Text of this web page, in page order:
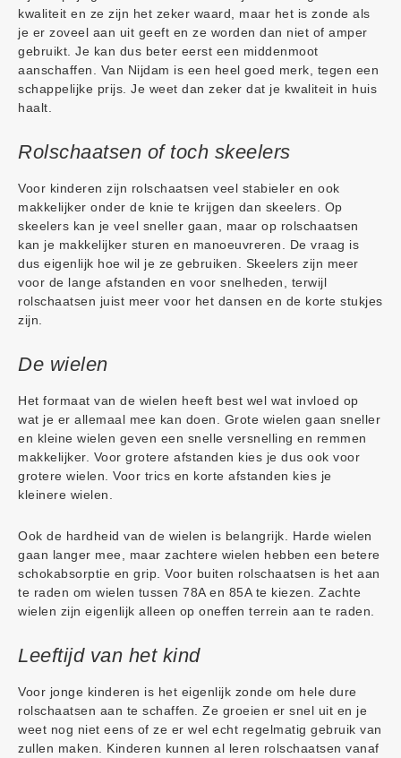
kwaliteit en ze zijn het zeker waard, maar het is zonde als
je er zoveel aan uit geeft en ze worden dan niet of amper
gebruikt. Je kan dus beter eerst een middenmoot
aanschaffen. Van Nijdam is een heel goed merk, tegen een
schappelijke prijs. Je weet dan zeker dat je kwaliteit in huis
haalt.
Rolschaatsen of toch skeelers
Voor kinderen zijn rolschaatsen veel stabieler en ook
makkelijker onder de knie te krijgen dan skeelers. Op
skeelers kan je veel sneller gaan, maar op rolschaatsen
kan je makkelijker sturen en manoeuvreren. De vraag is
dus eigenlijk hoe wil je ze gebruiken. Skeelers zijn meer
voor de lange afstanden en voor snelheden, terwijl
rolschaatsen juist meer voor het dansen en de korte stukjes
zijn.
De wielen
Het formaat van de wielen heeft best wel wat invloed op
wat je er allemaal mee kan doen. Grote wielen gaan sneller
en kleine wielen geven een snelle versnelling en remmen
makkelijker. Voor grotere afstanden kies je dus ook voor
grotere wielen. Voor trics en korte afstanden kies je
kleinere wielen.
Ook de hardheid van de wielen is belangrijk. Harde wielen
gaan langer mee, maar zachtere wielen hebben een betere
schokabsorptie en grip. Voor buiten rolschaatsen is het aan
te raden om wielen tussen 78A en 85A te kiezen. Zachte
wielen zijn eigenlijk alleen op oneffen terrein aan te raden.
Leeftijd van het kind
Voor jonge kinderen is het eigenlijk zonde om hele dure
rolschaatsen aan te schaffen. Ze groeien er snel uit en je
weet nog niet eens of ze er wel echt regelmatig gebruik van
zullen maken. Kinderen kunnen al leren rolschaatsen vanaf